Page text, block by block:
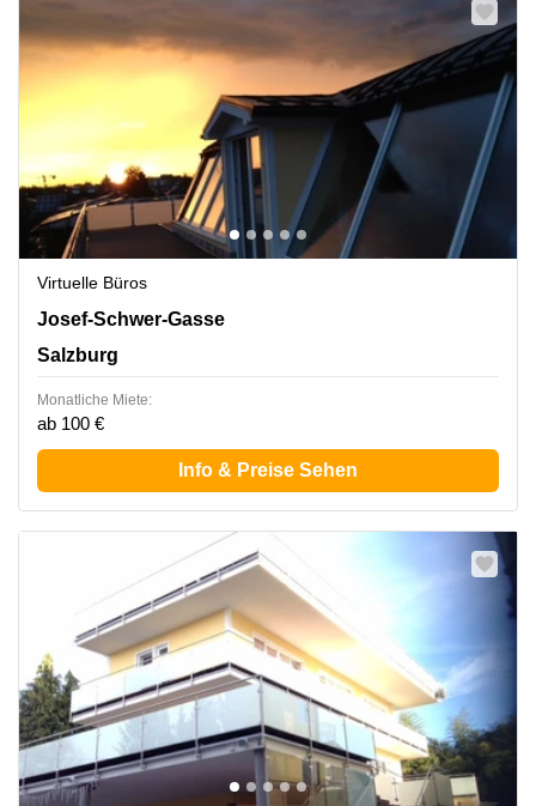
Virtuelle Büros
Josef-Schwer-Gasse 9a, Salzburg
Josef-Schwer-Gasse
Salzburg
Monatliche Miete:
ab 100 €
Info & Preise Sehen